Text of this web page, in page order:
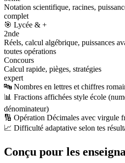
Notation scientifique, racines,
complet
🎯 Lycée & +
2nde
Réels, calcul algébrique, puissances
toutes opérations
Concours
Calcul rapide, pièges, stratégies
expert
🔤 Nombres en lettres et chiffres
📊 Fractions affichées style école
dénominateur)
🔢 Opération Décimales avec virgule
📈 Difficulté adaptative selon tes
Conçu pour les